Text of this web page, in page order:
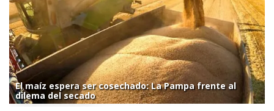
El maíz espera ser cosechado: La Pampa frente al
dilema del secado